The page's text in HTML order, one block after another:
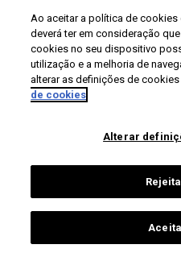
Ao aceitar a política de cookies
deverá ter em consideração
cookies no seu dispositivo
utilização e a melhoria de
alterar as definições de cookies
de cookies
Alterar